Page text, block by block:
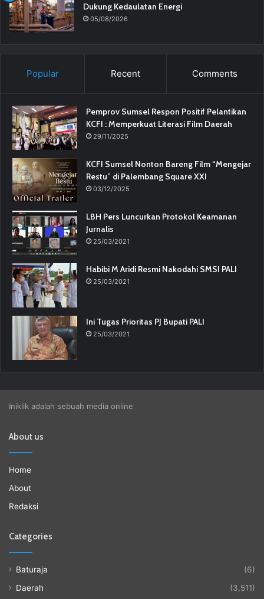
Dukung Kedaulatan Energi
05/08/2026
Popular Recent Comments
Pemprov Sumsel Respon Positif Pelantikan
KCFI : Memperkuat Literasi Film Daerah
29/11/2025
KCFI Sumsel Nonton Bareng Film “Mengejar
Restu” di Palembang Square XXI
03/12/2025
LBH Pers Luncurkan Protokol Keamanan
Jurnalis
25/03/2021
Habibi M Aridi Resmi Nakodahi SMSI PALI
25/03/2021
Ini Tugas Prioritas PJ Bupati PALI
25/03/2021
Iniklik adalah sebuah media online
About us
Home
About
Redaksi
Categories
Baturaja
(6)
Daerah
(3,511)